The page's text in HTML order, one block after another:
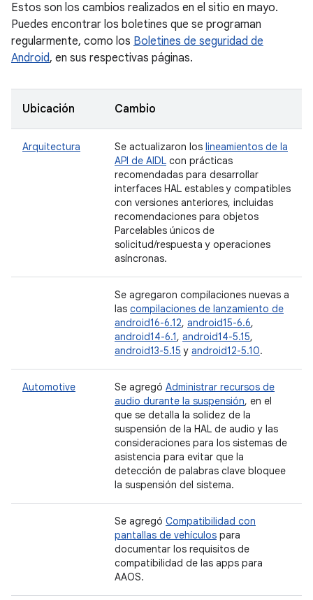
Estos son los cambios realizados en el sitio en mayo.
Puedes encontrar los boletines que se programan
regularmente, como los Boletines de seguridad de
Android, en sus respectivas páginas.
Ubicación Cambio
Arquitectura Se actualizaron los lineamientos de la
API de AIDL con prácticas
recomendadas para desarrollar
interfaces HAL estables y compatibles
con versiones anteriores, incluidas
recomendaciones para objetos
Parcelables únicos de
solicitud/respuesta y operaciones
asíncronas.
Se agregaron compilaciones nuevas a
las compilaciones de lanzamiento de
android16-6.12, android15-6.6,
android14-6.1, android14-5.15,
android13-5.15 y android12-5.10.
Automotive Se agregó Administrar recursos de
audio durante la suspensión, en el
que se detalla la solidez de la
suspensión de la HAL de audio y las
consideraciones para los sistemas de
asistencia para evitar que la
detección de palabras clave bloquee
la suspensión del sistema.
Se agregó Compatibilidad con
pantallas de vehículos para
documentar los requisitos de
compatibilidad de las apps para
AAOS.